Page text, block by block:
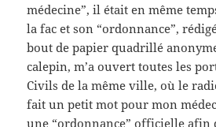
médecine”, il était en même
la fac et son “ordonnance”,
bout de papier quadrillé
calepin, m’a ouvert toutes les
Civils de la même ville, où le
fait un petit mot pour mon
une “ordonnance” officielle afin